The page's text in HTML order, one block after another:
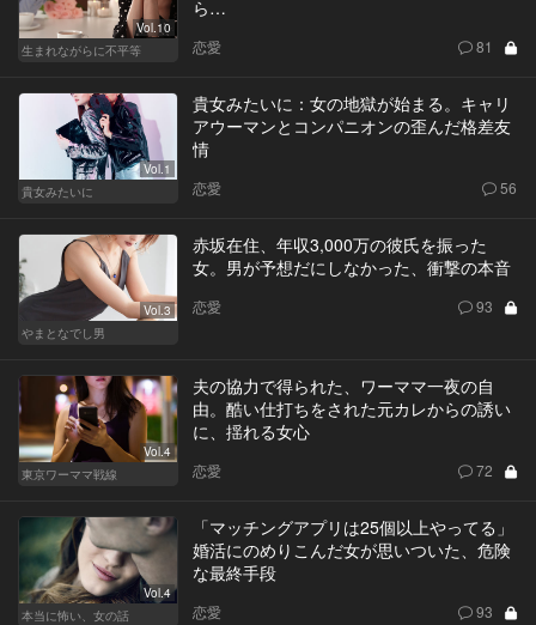
Vol.10
生まれながらに不平等
ら…
恋愛 81
Vol.1
貴女みたいに
貴女みたいに：女の地獄が始まる。キャリ
アウーマンとコンパニオンの歪んだ格差友
情
恋愛 56
Vol.3
やまとなでし男
赤坂在住、年収3,000万の彼氏を振った
女。男が予想だにしなかった、衝撃の本音
恋愛 93
Vol.4
東京ワーママ戦線
夫の協力で得られた、ワーママ一夜の自
由。酷い仕打ちをされた元カレからの誘い
に、揺れる女心
恋愛 72
Vol.4
本当に怖い、女の話
「マッチングアプリは25個以上やってる」
婚活にのめりこんだ女が思いついた、危険
な最終手段
恋愛 93